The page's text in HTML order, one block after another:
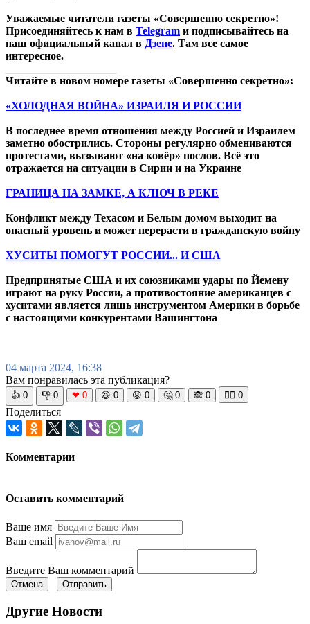
Уважаемые читатели газеты «Совершенно секретно»!
Присоединяйтесь к нам в Telegram и подписывайтесь на
наш официальный канал в Дзене. Там все самое
интересное.
Читайте в новом номере газеты «Совершенно секретно»:
«ХОЛОДНАЯ ВОЙНА» ИЗРАИЛЯ И РОССИИ
В последнее время отношения между Россией и Израилем
заметно обострились. Стороны регулярно обмениваются
протестами, вызывают «на ковёр» послов. Всё это
отражается на ситуации в Сирии и на Украине
ГРАНИЦА НА ЗАМКЕ, А КЛЮЧ В РЕКЕ
Конфликт между Техасом и Белым домом выходит на
опасный уровень и может перерасти в гражданскую войну
ХУСИТЫ ПОМОГУТ РОССИИ... И США
Предпринятые США и их союзниками удары по Йемену
играют на руку России, а противостояние американцев с
хуситами является лишь инструментом Америки в борьбе
с настоящими конкурентами Вашингтона
04 марта 2024, 16:38
Вам понравилась эта публикация?
👍 0 👎 0 ❤ 0 😆 0 😡 0 🤔 0 🙈 0 🧘‍♀️ 0
Поделиться
Комментарии
Оставить комментарий
Ваше имя
Ваш email
Введите Ваш комментарий
Отмена Отправить
Другие Новости